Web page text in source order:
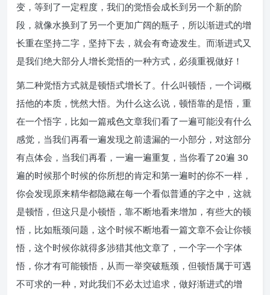
变，等到了一定程度，我们的觉悟会成长到另一个新的阶
段，就像水换到了另一个更加广阔的瓶子，所以渐进式的增
长重在坚持二字，坚持下去，就会有奇迹发生。而渐进式又
是我们绝大部分人增长觉悟的一种方式，必须重视做好！
第二种觉悟方式就是顿悟式增长了。什么叫顿悟，一个词概
括他的本质，恍然大悟。为什么这么说，顿悟靠的是悟，重
在一个悟字，比如一篇戒色文章我们看了一遍可能没有什么
感觉，当我们再看一遍发现之前遗漏的一小部分，对这部分
有点体会，当我们再看，一遍一遍重复，当你看了20遍 30
遍的时候那个时候的你所想的肯定和第一遍时的你不一样，
你会发现原来精华都隐藏在每一个看似普通的字之中，这就
是顿悟，但这只是小顿悟，靠不断地看来增加，有些大的顿
悟，比如瓶颈问题，这个时候不断地看一篇文章不会让你顿
悟，这个时候你就得多涉猎其他文章了，一个字一个字体
悟，你才有可能顿悟，从而一举突破瓶颈，但顿悟属于可遇
不可求的一种，对此我们不必太过追求，做好渐进式的增